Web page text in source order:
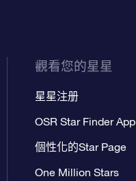
觀看您的星星
星星注册
OSR Star Finder App
個性化的Star Page
One Million Stars